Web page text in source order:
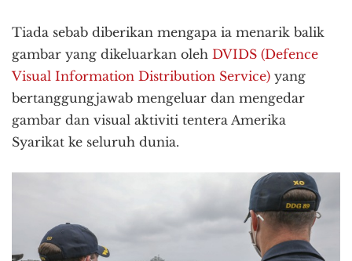
Tiada sebab diberikan mengapa ia menarik balik
gambar yang dikeluarkan oleh DVIDS (Defence
Visual Information Distribution Service) yang
bertanggungjawab mengeluar dan mengedar
gambar dan visual aktiviti tentera Amerika
Syarikat ke seluruh dunia.